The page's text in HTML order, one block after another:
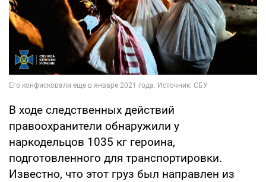
В ходе следственных действий
правоохранители обнаружили у
наркодельцов 1035 кг героина,
подготовленного для транспортировки.
Известно, что этот груз был направлен из